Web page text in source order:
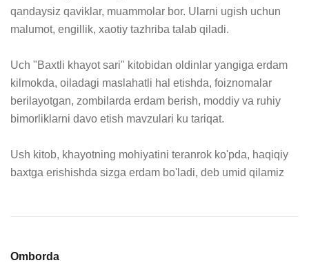
qandaysiz qaviklar, muammolar bor. Ularni ugish uchun
malumot, engillik, xaotiy tazhriba talab qiladi.
Uch "Baxtli khayot sari" kitobidan oldinlar yangiga erdam
kilmokda, oiladagi maslahatli hal etishda, foiznomalar
berilayotgan, zombilarda erdam berish, moddiy va ruhiy
bimorliklarni davo etish mavzulari ku tariqat.
Ush kitob, khayotning mohiyatini teranrok ko'pda, haqiqiy
baxtga erishishda sizga erdam bo'ladi, deb umid qilamiz
Omborda